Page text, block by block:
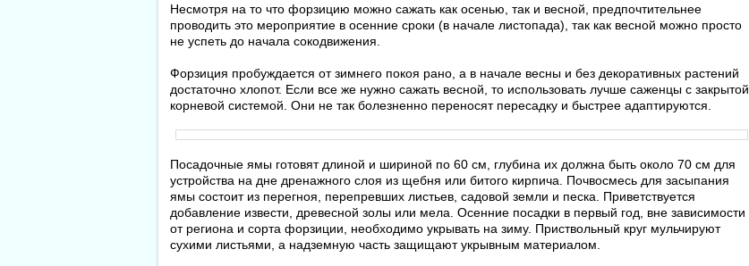
Несмотря на то что форзицию можно сажать как осенью, так и весной, предпочтительнее
проводить это мероприятие в осенние сроки (в начале листопада), так как весной можно просто
не успеть до начала сокодвижения.
Форзиция пробуждается от зимнего покоя рано, а в начале весны и без декоративных растений
достаточно хлопот. Если все же нужно сажать весной, то использовать лучше саженцы с закрытой
корневой системой. Они не так болезненно переносят пересадку и быстрее адаптируются.
Посадочные ямы готовят длиной и шириной по 60 см, глубина их должна быть около 70 см для
устройства на дне дренажного слоя из щебня или битого кирпича. Почвосмесь для засыпания
ямы состоит из перегноя, перепревших листьев, садовой земли и песка. Приветствуется
добавление извести, древесной золы или мела. Осенние посадки в первый год, вне зависимости
от региона и сорта форзиции, необходимо укрывать на зиму. Приствольный круг мульчируют
сухими листьями, а надземную часть защищают укрывным материалом.